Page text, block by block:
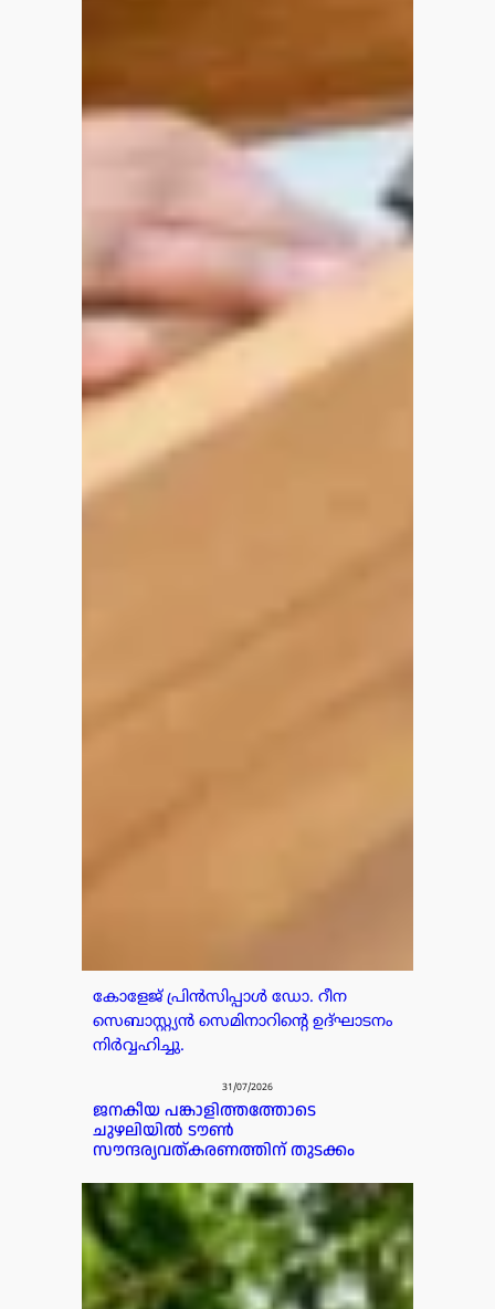
കോളേജ് പ്രിൻസിപ്പാൾ ഡോ. റീന
സെബാസ്റ്റ്യൻ സെമിനാറിന്റെ ഉദ്ഘാടനം
നിർവ്വഹിച്ചു.
31/07/2026
ജനകീയ പങ്കാളിത്തത്തോടെ
ചുഴലിയിൽ ടൗൺ
സൗന്ദര്യവത്കരണത്തിന് തുടക്കം